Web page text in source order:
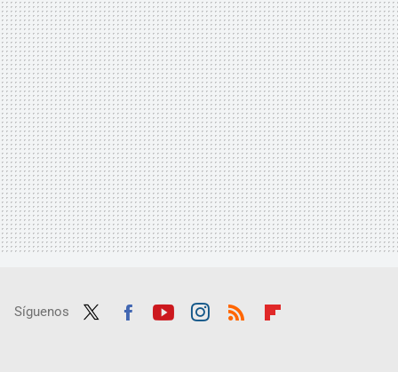
Síguenos